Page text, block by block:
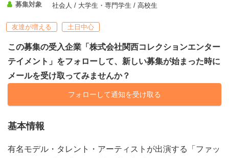
募集対象
社会人 / 大学生・専門学生 / 高校生
友達が増える 土日中心
この募集の受入企業「株式会社関西コレクションエンター
テイメント」をフォローして、新しい募集が始まった時に
メールを受け取ってみませんか？
フォローして通知を受け取る
基本情報
有名モデル・タレント・アーティストが出演する「ファッ